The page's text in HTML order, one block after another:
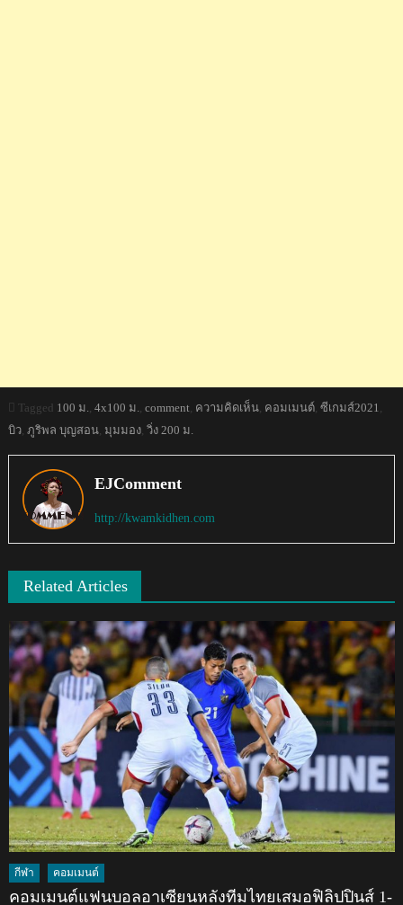
Tagged 100 ม. 4x100 ม. comment ความคิดเห็น, คอมเมนต์, ซีเกมส์2021
บิว, ภูริพล บุญสอน, มุมมอง, วิ่ง 200 ม.
EJComment
http://kwamkidhen.com
Related Articles
กีฬา คอมเมนต์
คอมเมนต์แฟนบอลอาเซียนหลังทีมไทยเสมอฟิลิปปินส์ 1-